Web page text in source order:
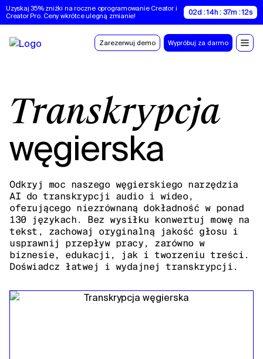
Uzyskaj 35% zniżki na roczne oprogramowanie Creator i
Creator Pro. Ceny wkrótce ulegną zmianie!
02d : 14h : 37m : 11s
Zarezerwuj demo Wypróbuj za darmo
Transkrypcja
węgierska
Odkryj moc naszego węgierskiego narzędzia
AI do transkrypcji audio i wideo,
oferującego niezrównaną dokładność w ponad
130 językach. Bez wysiłku konwertuj mowę na
tekst, zachowaj oryginalną jakość głosu i
usprawnij przepływ pracy, zarówno w
biznesie, edukacji, jak i tworzeniu treści.
Doświadcz łatwej i wydajnej transkrypcji.